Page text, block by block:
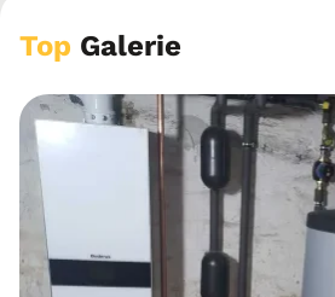
Top Galerie